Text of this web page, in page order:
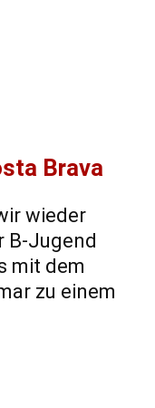
Brava
wieder
B-Jugend
mit dem
zu einem